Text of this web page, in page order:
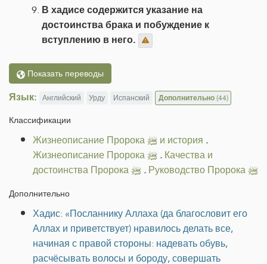
В хадисе содержится указание на
достоинства брака и побуждение к
вступлению в него.
Показать переводы
Язык: Английский Урду Испанский Дополнительно(44)
Классификации
Жизнеописание Пророка ﷺ и история .
Жизнеописание Пророка ﷺ .Качества и
достоинства Пророка ﷺ . Руководство Пророка ﷺ
Дополнительно
Хадис: «Посланнику Аллаха (да благословит его
Аллах и приветствует) нравилось делать все,
начиная с правой стороны: надевать обувь,
расчёсывать волосы и бороду, совершать